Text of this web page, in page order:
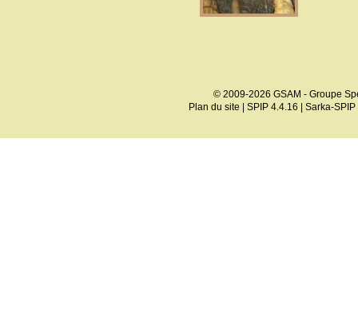
© 2009-2026 GSAM - Groupe
Plan du site | SPIP 4.4.16 | Sarka-SPIP